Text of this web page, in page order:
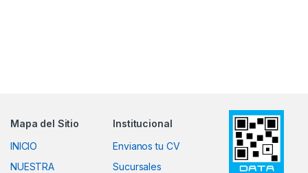
Mapa del Sitio
INICIO
NUESTRA
Institucional
Envianos tu CV
Sucursales